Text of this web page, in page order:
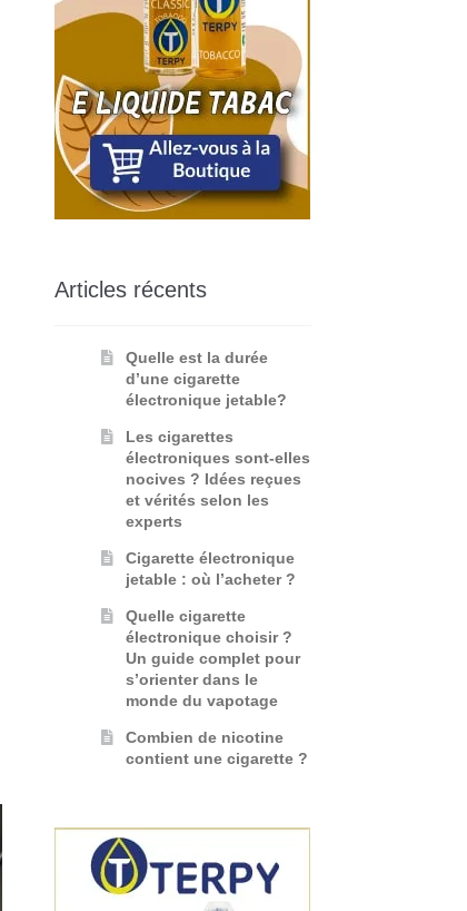
Articles récents
Quelle est la durée
d’une cigarette
électronique jetable?
Les cigarettes
électroniques sont-elles
nocives ? Idées reçues
et vérités selon les
experts
Cigarette électronique
jetable : où l’acheter ?
Quelle cigarette
électronique choisir ?
Un guide complet pour
s’orienter dans le
monde du vapotage
Combien de nicotine
contient une cigarette ?